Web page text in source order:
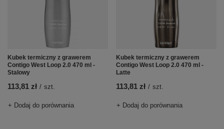
Kubek termiczny z grawerem
Contigo West Loop 2.0 470 ml -
Stalowy
113,81 zł / szt.
+ Dodaj do porównania
Kubek termiczny z grawerem
Contigo West Loop 2.0 470 ml -
Latte
113,81 zł / szt.
+ Dodaj do porównania